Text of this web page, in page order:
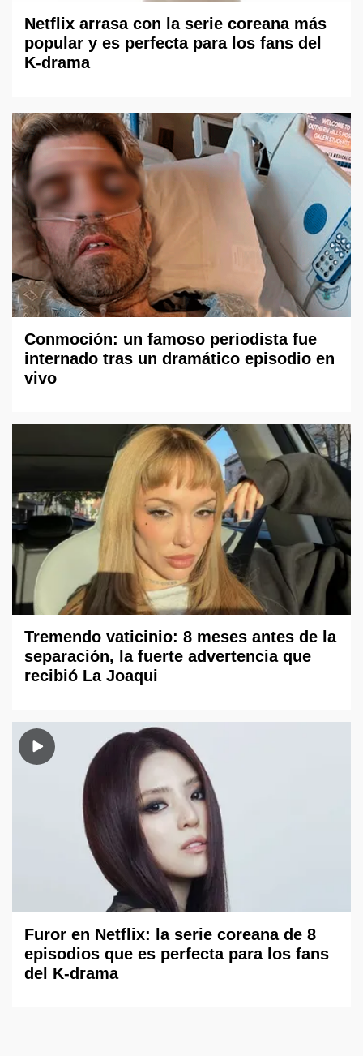
Netflix arrasa con la serie coreana más
popular y es perfecta para los fans del
K-drama
Conmoción: un famoso periodista fue
internado tras un dramático episodio en
vivo
Tremendo vaticinio: 8 meses antes de la
separación, la fuerte advertencia que
recibió La Joaqui
Furor en Netflix: la serie coreana de 8
episodios que es perfecta para los fans
del K-drama